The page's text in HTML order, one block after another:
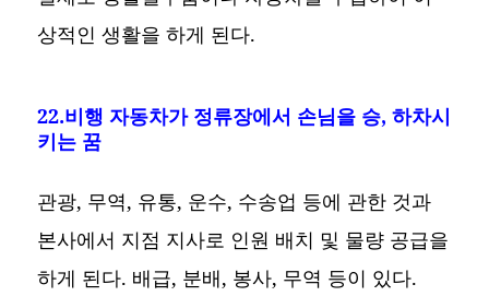
상적인 생활을 하게 된다.
22.비행 자동차가 정류장에서 손님을 승, 하차시
키는 꿈
관광, 무역, 유통, 운수, 수송업 등에 관한 것과
본사에서 지점 지사로 인원 배치 및 물량 공급을
하게 된다. 배급, 분배, 봉사, 무역 등이 있다.